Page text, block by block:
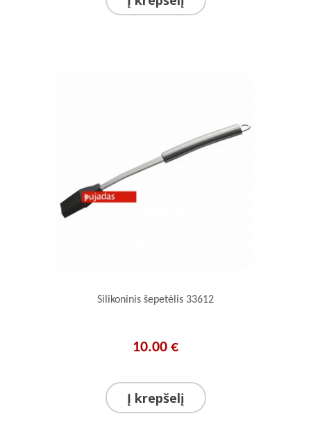
Silikoninis šepetėlis 33612
10.00 €
Į krepšelį